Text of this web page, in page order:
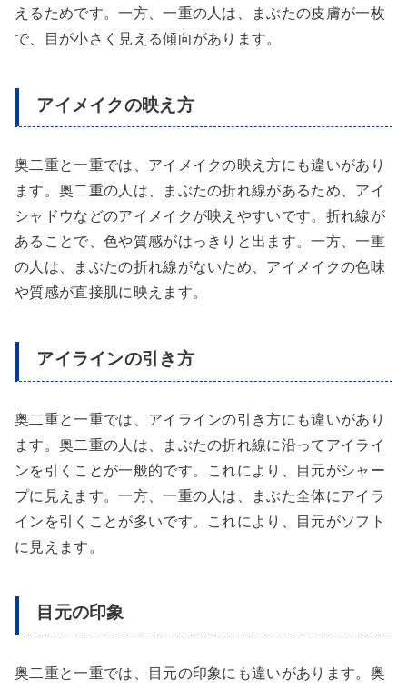
えるためです。一方、一重の人は、まぶたの皮膚が一枚
で、目が小さく見える傾向があります。
アイメイクの映え方
奥二重と一重では、アイメイクの映え方にも違いがあり
ます。奥二重の人は、まぶたの折れ線があるため、アイ
シャドウなどのアイメイクが映えやすいです。折れ線が
あることで、色や質感がはっきりと出ます。一方、一重
の人は、まぶたの折れ線がないため、アイメイクの色味
や質感が直接肌に映えます。
アイラインの引き方
奥二重と一重では、アイラインの引き方にも違いがあり
ます。奥二重の人は、まぶたの折れ線に沿ってアイライ
ンを引くことが一般的です。これにより、目元がシャー
プに見えます。一方、一重の人は、まぶた全体にアイラ
インを引くことが多いです。これにより、目元がソフト
に見えます。
目元の印象
奥二重と一重では、目元の印象にも違いがあります。奥